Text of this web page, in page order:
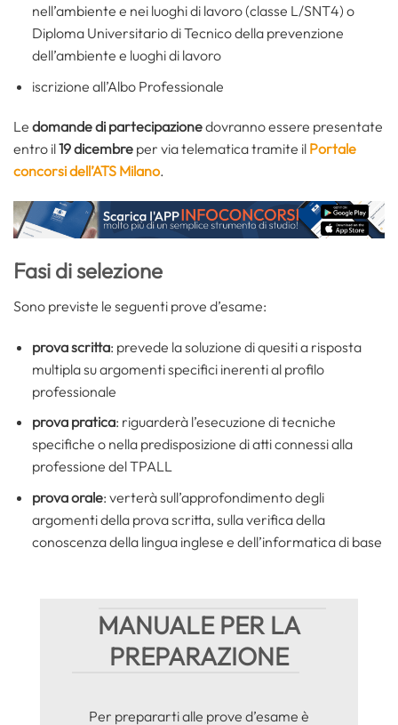
nell’ambiente e nei luoghi di lavoro (classe L/SNT4) o
Diploma Universitario di Tecnico della prevenzione
dell’ambiente e luoghi di lavoro
iscrizione all’Albo Professionale
Le domande di partecipazionedovranno essere presentate
entro il19 dicembre per via telematica tramite il Portale
concorsi dell’ATS Milano.
Fasi di selezione
Sono previste le seguenti prove d’esame:
prova scritta: prevede la soluzione di quesiti a risposta
multipla su argomenti specifici inerenti al profilo
professionale
prova pratica: riguarderà l’esecuzione di tecniche
specifiche o nella predisposizione di atti connessi alla
professione del TPALL
prova orale: verterà sull’approfondimento degli
argomenti della prova scritta, sulla verifica della
conoscenza della lingua inglese e dell’informatica di base
MANUALE PER LA
PREPARAZIONE
Per prepararti alle prove d’esame è